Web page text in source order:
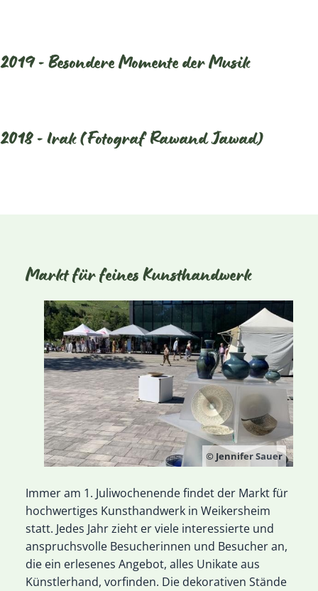
2019 - Besondere Momente der Musik
2018 - Irak (Fotograf Rawand Jawad)
Markt für feines Kunsthandwerk
© Jennifer Sauer
Immer am 1. Juliwochenende findet der Markt für
hochwertiges Kunsthandwerk in Weikersheim
statt. Jedes Jahr zieht er viele interessierte und
anspruchsvolle Besucherinnen und Besucher an,
die ein erlesenes Angebot, alles Unikate aus
Künstlerhand, vorfinden. Die dekorativen Stände